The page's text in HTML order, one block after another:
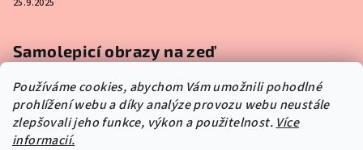
Používáme cookies, abychom Vám umožnili pohodlné
prohlížení webu a díky analýze provozu webu neustále
zlepšovali jeho funkce, výkon a použitelnost. Více
informacií.
25.9.2025
Samolepicí obrazy na zeď
13.5.2025